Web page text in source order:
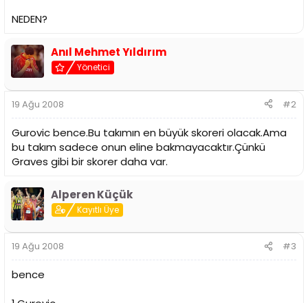
n
NEDEN?
Anıl Mehmet Yıldırım
Yönetici
19 Ağu 2008 #2
Gurovic bence.Bu takımın en büyük skoreri olacak.Ama
bu takım sadece onun eline bakmayacaktır.Çünkü
Graves gibi bir skorer daha var.
Alperen Küçük
Kayıtlı Üye
19 Ağu 2008 #3
bence